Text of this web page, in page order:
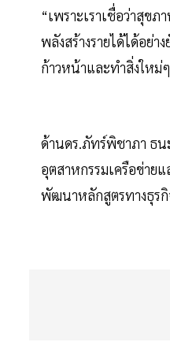
“เพราะเราเชื่อว่าสุข
พลังสร้างรายได้ได้อย่
ก้าวหน้าและทำสิ่งใหม่
ด้านดร.ภัทร์พิชาภา ธ
อุตสาหกรรมเครือข่าย
พัฒนาหลักสูตรทางธุร